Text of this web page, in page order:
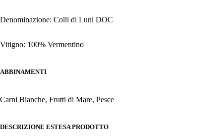
Denominazione: Colli di Luni DOC
Vitigno: 100% Vermentino
ABBINAMENTI
Carni Bianche, Frutti di Mare, Pesce
DESCRIZIONE ESTESA PRODOTTO